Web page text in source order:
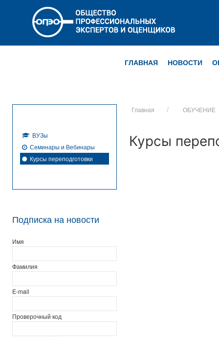
ГЛАВНАЯ НОВОСТИ
ВУЗы
Семинары и Вебинары
Курсы переподготовки
Подписка на новости
Имя
Фамилия
E-mail
Проверочный код
Главная ОБУЧЕНИЕ
Курсы